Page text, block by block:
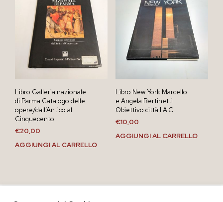
Libro Galleria nazionale
di Parma Catalogo delle
opere/dall’Antico al
Cinquecento
€20,00
AGGIUNGI AL CARRELLO
Libro New York Marcello
e Angela Bertinetti
Obiettivo città I.A.C.
€10,00
AGGIUNGI AL CARRELLO